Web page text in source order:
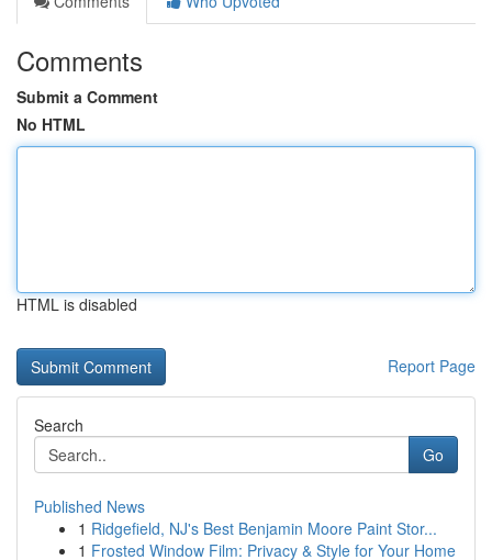
Comments
Submit a Comment
No HTML
HTML is disabled
Report Page
Search
Go
Published News
1 Ridgefield, NJ's Best Benjamin Moore Paint Stor...
1 Frosted Window Film: Privacy & Style for Your Home